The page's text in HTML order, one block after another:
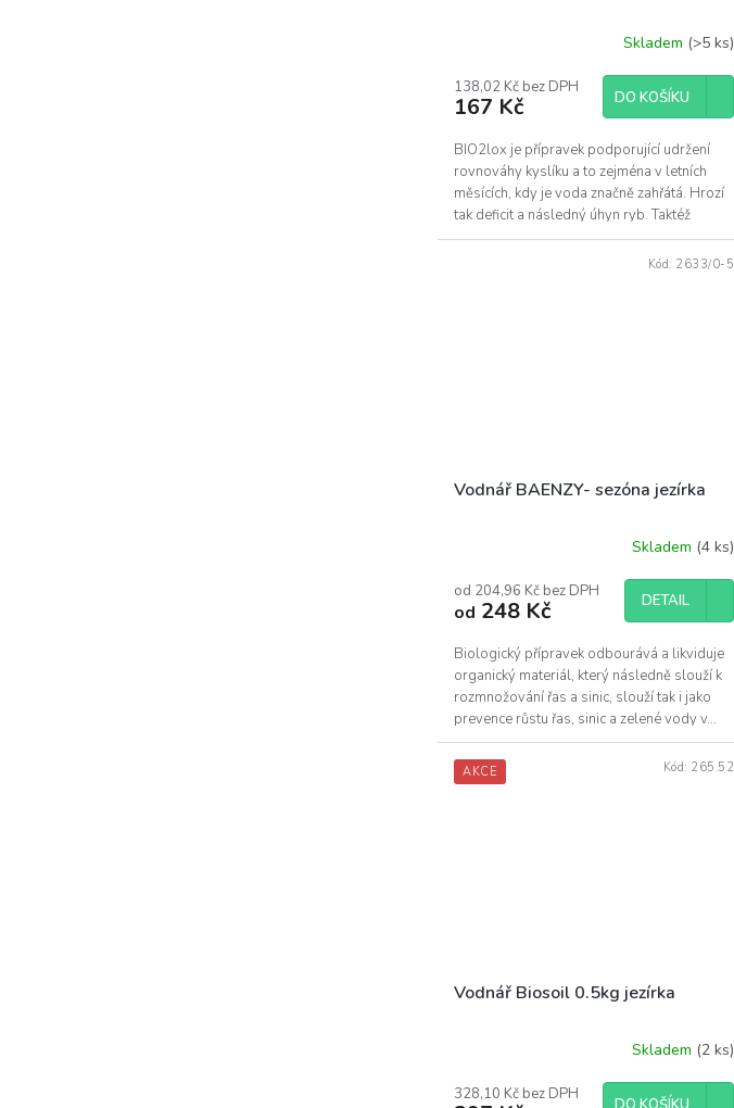
Skladem (>5 ks)
138,02 Kč bez DPH
167 Kč DO KOŠÍKU
BIO2lox je přípravek podporující udržení
rovnováhy kyslíku a to zejména v letních
měsících, kdy je voda značně zahřátá. Hrozí
tak deficit a následný úhyn ryb. Taktéž
projasňuje...
Vodnář BAENZY- sezóna jezírka
Skladem (4 ks)
od 204,96 Kč bez DPH
od 248 Kč DETAIL
Biologický přípravek odbourává a likviduje
organický materiál, který následně slouží k
rozmnožování řas a sinic, slouží tak i jako
prevence růstu řas, sinic a zelené vody v...
Kód: 2633/0-5
AKCE
Vodnář Biosoil 0.5kg jezírka
Skladem (2 ks)
328,10 Kč bez DPH
Kód: 265.52